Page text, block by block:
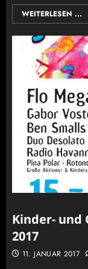
WEITERLESEN ...
Kinder- und
2017
11. JANUAR 2017